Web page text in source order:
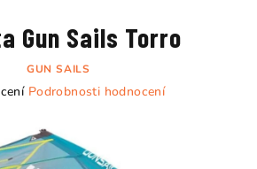
Gun Sails Torro
GUN SAILS
Podrobnosti hodnocení